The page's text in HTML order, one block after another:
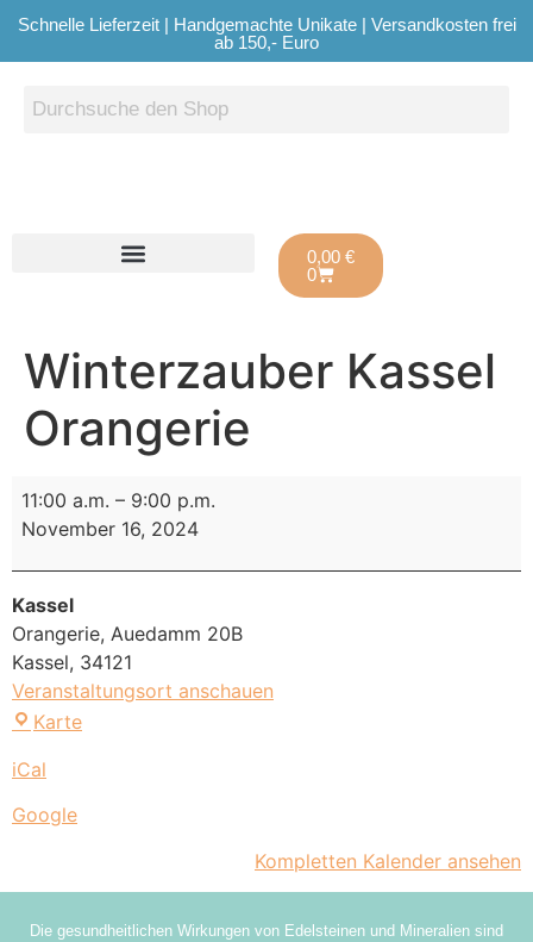
Schnelle Lieferzeit | Handgemachte Unikate | Versandkosten frei
ab 150,- Euro
0,00 €
0
Winterzauber Kassel
Orangerie
11:00 a.m. – 9:00 p.m.
November 16, 2024
Kassel
Orangerie, Auedamm 20B
Kassel, 34121
Veranstaltungsort anschauen
Karte
iCal
Google
Kompletten Kalender ansehen
Die gesundheitlichen Wirkungen von Edelsteinen und Mineralien sind